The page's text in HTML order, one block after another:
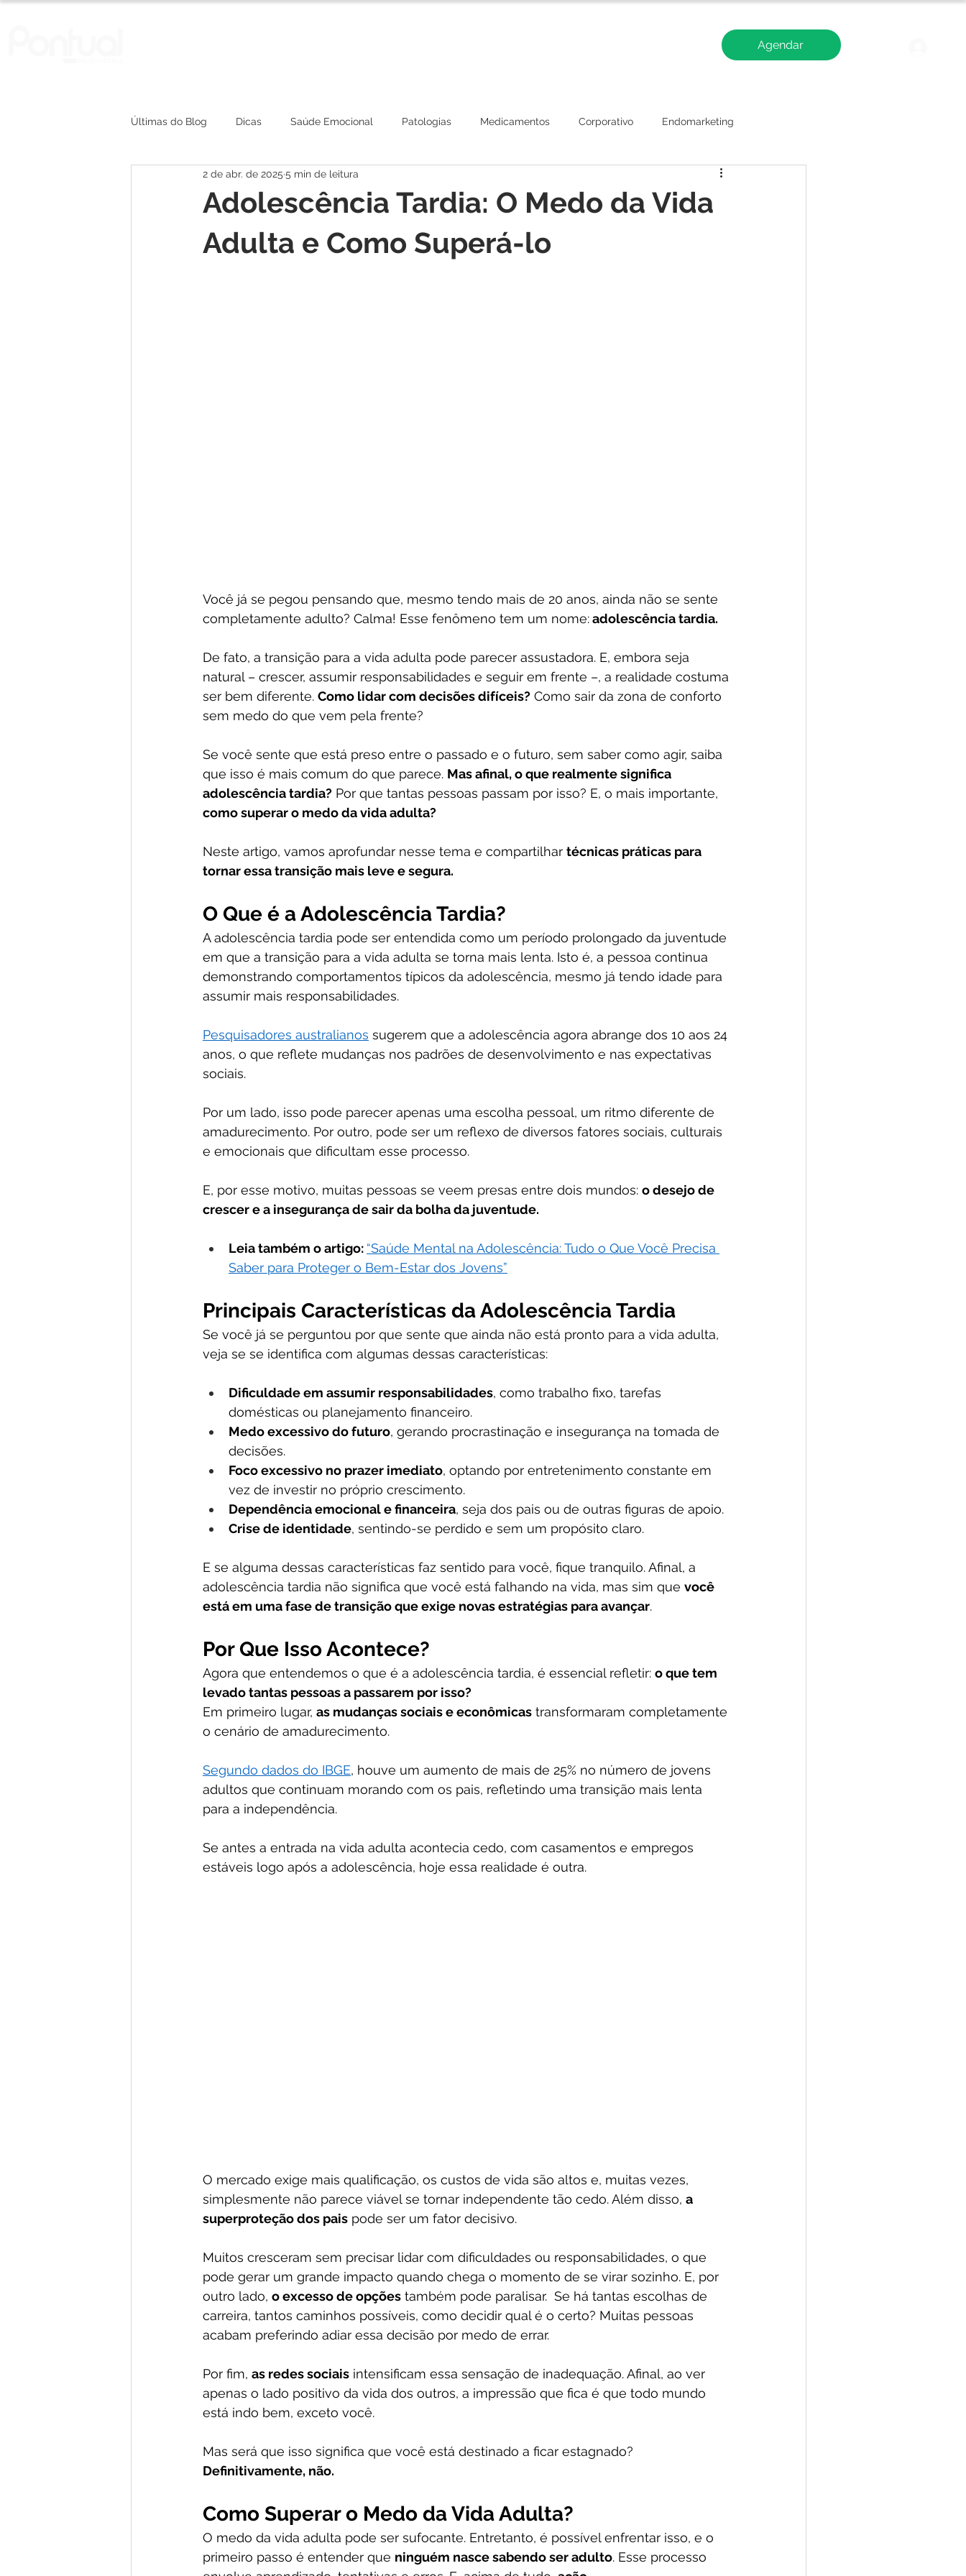
Agendar
Últimas do Blog Dicas Saúde Emocional Patologias Medicamentos Corporativo Endomarketing
depressão
Adolescência Tardia: O Medo da Vida
Adulta e Como Superá-lo
2 de abr. de 2025 5 min de leitura
Você já se pegou pensando que, mesmo tendo mais de 20 anos, ainda não se sente
completamente adulto? Calma! Esse fenômeno tem um nome: adolescência tardia.
De fato, a transição para a vida adulta pode parecer assustadora. E, embora seja
natural – crescer, assumir responsabilidades e seguir em frente –, a realidade costuma
ser bem diferente. Como lidar com decisões difíceis? Como sair da zona de conforto
sem medo do que vem pela frente?
Se você sente que está preso entre o passado e o futuro, sem saber como agir, saiba
que isso é mais comum do que parece. Mas afinal, o que realmente significa
adolescência tardia? Por que tantas pessoas passam por isso? E, o mais importante,
como superar o medo da vida adulta?
Neste artigo, vamos aprofundar nesse tema e compartilhar técnicas práticas para
tornar essa transição mais leve e segura.
O Que é a Adolescência Tardia?
A adolescência tardia pode ser entendida como um período prolongado da juventude
em que a transição para a vida adulta se torna mais lenta. Isto é, a pessoa continua
demonstrando comportamentos típicos da adolescência, mesmo já tendo idade para
assumir mais responsabilidades.
Pesquisadores australianos sugerem que a adolescência agora abrange dos 10 aos 24
anos, o que reflete mudanças nos padrões de desenvolvimento e nas expectativas
sociais.
Por um lado, isso pode parecer apenas uma escolha pessoal, um ritmo diferente de
amadurecimento. Por outro, pode ser um reflexo de diversos fatores sociais, culturais
e emocionais que dificultam esse processo.
E, por esse motivo, muitas pessoas se veem presas entre dois mundos: o desejo de
crescer e a insegurança de sair da bolha da juventude.
Leia também o artigo: “Saúde Mental na Adolescência: Tudo o Que Você Precisa
Saber para Proteger o Bem-Estar dos Jovens”
Principais Características da Adolescência Tardia
Se você já se perguntou por que sente que ainda não está pronto para a vida adulta,
veja se se identifica com algumas dessas características:
Dificuldade em assumir responsabilidades, como trabalho fixo, tarefas
domésticas ou planejamento financeiro.
Medo excessivo do futuro, gerando procrastinação e insegurança na tomada de
decisões.
Foco excessivo no prazer imediato, optando por entretenimento constante em
vez de investir no próprio crescimento.
Dependência emocional e financeira, seja dos pais ou de outras figuras de apoio.
Crise de identidade, sentindo-se perdido e sem um propósito claro.
E se alguma dessas características faz sentido para você, fique tranquilo. Afinal, a
adolescência tardia não significa que você está falhando na vida, mas sim que você
está em uma fase de transição que exige novas estratégias para avançar.
Por Que Isso Acontece?
Agora que entendemos o que é a adolescência tardia, é essencial refletir: o que tem
levado tantas pessoas a passarem por isso?
Em primeiro lugar, as mudanças sociais e econômicas transformaram completamente
o cenário de amadurecimento.
Segundo dados do IBGE, houve um aumento de mais de 25% no número de jovens
adultos que continuam morando com os pais, refletindo uma transição mais lenta
para a independência.
Se antes a entrada na vida adulta acontecia cedo, com casamentos e empregos
estáveis logo após a adolescência, hoje essa realidade é outra.
O mercado exige mais qualificação, os custos de vida são altos e, muitas vezes,
simplesmente não parece viável se tornar independente tão cedo. Além disso, a
superproteção dos pais pode ser um fator decisivo.
Muitos cresceram sem precisar lidar com dificuldades ou responsabilidades, o que
pode gerar um grande impacto quando chega o momento de se virar sozinho. E, por
outro lado, o excesso de opções também pode paralisar.  Se há tantas escolhas de
carreira, tantos caminhos possíveis, como decidir qual é o certo? Muitas pessoas
acabam preferindo adiar essa decisão por medo de errar.
Por fim, as redes sociais intensificam essa sensação de inadequação. Afinal, ao ver
apenas o lado positivo da vida dos outros, a impressão que fica é que todo mundo
está indo bem, exceto você.
Mas será que isso significa que você está destinado a ficar estagnado?
Definitivamente, não.
Como Superar o Medo da Vida Adulta?
O medo da vida adulta pode ser sufocante. Entretanto, é possível enfrentar isso, e o
primeiro passo é entender que ninguém nasce sabendo ser adulto. Esse processo